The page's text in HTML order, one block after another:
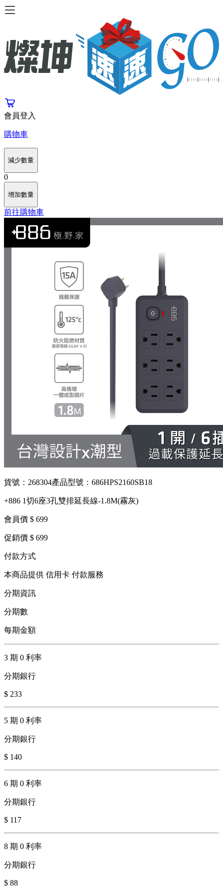
會員登入
購物車
減少數量
0
增加數量
前往購物車
貨號：268304產品型號：686HPS2160SB18
+886 1切6座3孔雙排延長線-1.8M(霧灰)
會員價 $ 699
促銷價 $ 699
付款方式
本商品提供 信用卡 付款服務
分期資訊
分期數
每期金額
3 期 0 利率
分期銀行
$ 233
5 期 0 利率
分期銀行
$ 140
6 期 0 利率
分期銀行
$ 117
8 期 0 利率
分期銀行
$ 88